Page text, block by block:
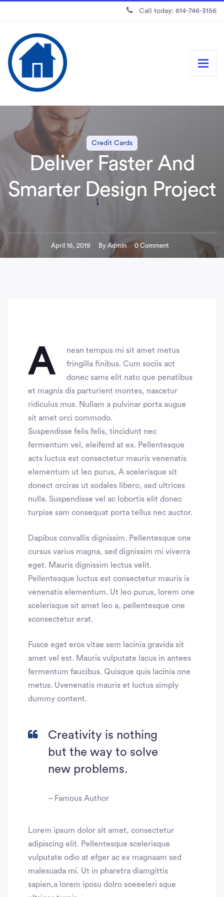
Call today: 614-746-3156
Credit Cards
Deliver Faster And
Smarter Design Project
April 16, 2019 By Admin 0 Comment
a
nean tempus mi sit amet metus
fringilla finibus. Cum sociis act
donec sams elit nato que penatibus
et magnis dis parturient montes, nascetur
ridiculus mus. Nullam a pulvinar porta augue
sit amet orci commodo.
Suspendisse felis felis, tincidunt nec
fermentum vel, eleifend at ex. Pellentesque
acts luctus est consectetur mauris venenatis
elementum ut leo purus, A scelerisque sit
donect orciras ut sodales libero, sed ultrices
nulla. Suspendisse vel ac lobortis elit donec
turpise sam consequat porta tellus nec auctor.
Dapibus convallis dignissim. Pellentesque one
cursus varius magna, sed dignissim mi viverra
eget. Mauris dignissim lectus velit.
Pellentesque luctus est consectetur mauris is
venenatis elementum. Ut leo purus, lorem one
scelerisque sit amet leo a, pellentesque one
sconsectetur erat.
Fusce eget eros vitae sem lacinia gravida sit
amet vel est. Mauris vulputate lacus in antees
fermentum faucibus. Quisque quis lacinia one
metus. Uvenenatis mauris et luctus simply
dummy content.
Creativity is nothing
but the way to solve
new problems.
– Famous Author
Lorem ipsum dolor sit amet, consectetur
adipiscing elit. Pellentesque scelerisque
vulputate odio at efger ac ex magnaam sed
malesuada mi. Ut in pharetra diamgittis
sapien,a lorem iposu dolro soeeeleri sque